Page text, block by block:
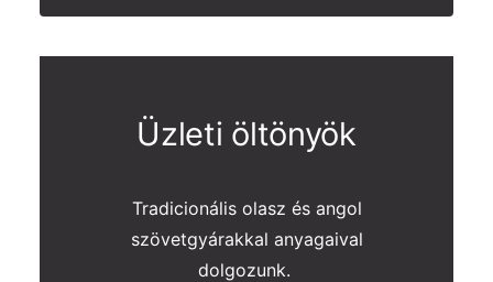
Üzleti öltönyök
Tradicionális olasz és angol
szövetgyárakkal anyagaival
dolgozunk.